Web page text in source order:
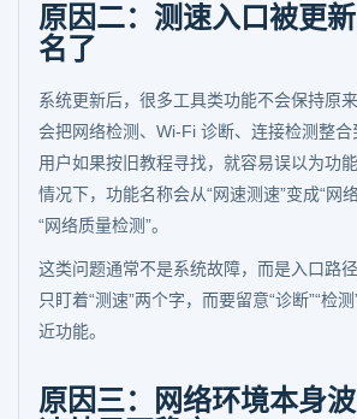
原因二：测速入口被更
名了
系统更新后，很多工具类功能不会保持原
会把网络检测、Wi-Fi 诊断、连接检测整合
用户如果按旧教程寻找，就容易误以为功
情况下，功能名称会从“网速测速”变成“网
“网络质量检测”。
这类问题通常不是系统故障，而是入口路
只盯着“测速”两个字，而要留意“诊断”“检
近功能。
原因三：网络环境本身